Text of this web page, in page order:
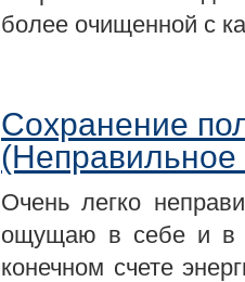
более очищенной с
Сохранение
(Неправильное
Очень легко
ощущаю в себе и в
конечном счете